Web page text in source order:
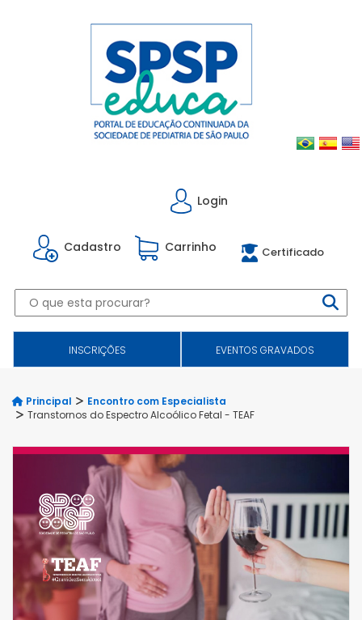
Login
Cadastro Carrinho Certificado
INSCRIÇÕES EVENTOS GRAVADOS
Principal
Encontro com Especialista
Transtornos do Espectro Alcoólico Fetal - TEAF